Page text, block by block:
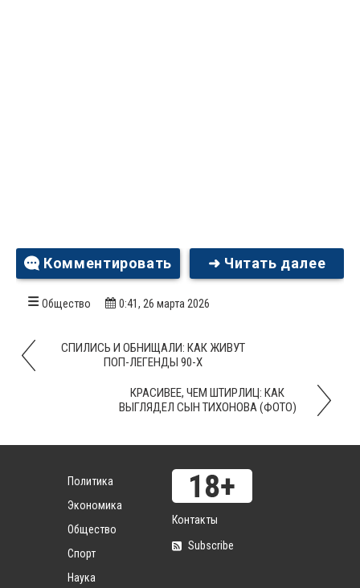
Комментировать ➜ Читать далее
Общество 0:41, 26 марта 2026
СПИЛИСЬ И ОБНИЩАЛИ: КАК ЖИВУТ
ПОП-ЛЕГЕНДЫ 90-Х
КРАСИВЕЕ, ЧЕМ ШТИРЛИЦ: КАК
ВЫГЛЯДЕЛ СЫН ТИХОНОВА (ФОТО)
Политика
Экономика
Общество
Спорт
Наука
Контакты
Subscribe